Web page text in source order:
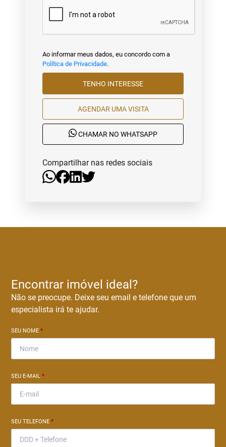
Ao informar meus dados, eu concordo com a
Política de Privacidade.
TENHO INTERESSE
AGENDAR UMA VISITA
CHAMAR NO WHATSAPP
Compartilhar nas redes sociais
Encontrar imóvel ideal?
Não se preocupe. Deixe seu email e telefone que um
especialista irá te ajudar.
SEU NOME*
SEU E-MAIL*
SEU TELEFONE*